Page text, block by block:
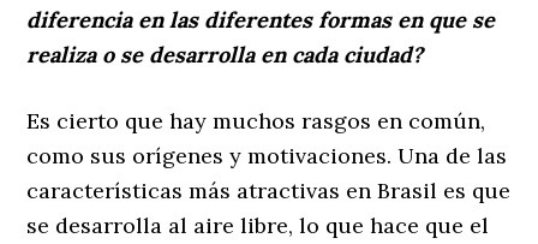
diferencia en las diferentes formas en que se
realiza o se desarrolla en cada ciudad?
Es cierto que hay muchos rasgos en común,
como sus orígenes y motivaciones. Una de las
características más atractivas en Brasil es que
se desarrolla al aire libre, lo que hace que el